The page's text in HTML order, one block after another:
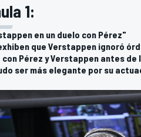
1:
en un duelo con Pérez"
que Verstappen ignoró
Pérez y Verstappen antes de
ser más elegante por su